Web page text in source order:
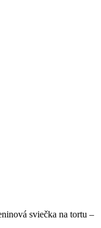
sviečka na tortu –